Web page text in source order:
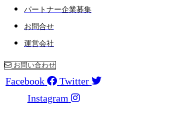
パートナー企業募集
お問合せ
運営会社
お問い合わせ
Facebook
Twitter
Instagram